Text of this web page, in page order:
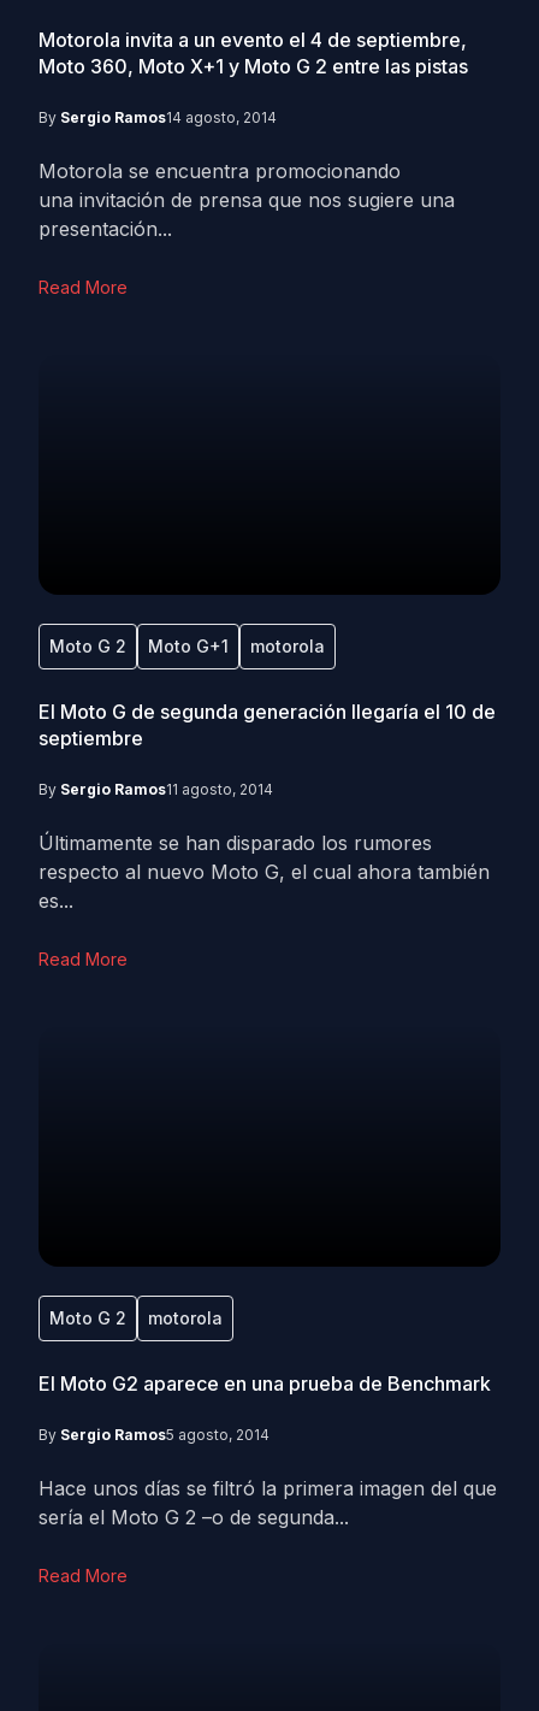
Motorola invita a un evento el 4 de septiembre,
Moto 360, Moto X+1 y Moto G 2 entre las pistas
By Sergio Ramos14 agosto, 2014
Motorola se encuentra promocionando
una invitación de prensa que nos sugiere una
presentación...
Read More
Moto G 2 Moto G+1 motorola
El Moto G de segunda generación llegaría el 10 de
septiembre
By Sergio Ramos11 agosto, 2014
Últimamente se han disparado los rumores
respecto al nuevo Moto G, el cual ahora también
es...
Read More
Moto G 2 motorola
El Moto G2 aparece en una prueba de Benchmark
By Sergio Ramos5 agosto, 2014
Hace unos días se filtró la primera imagen del que
sería el Moto G 2 –o de segunda...
Read More